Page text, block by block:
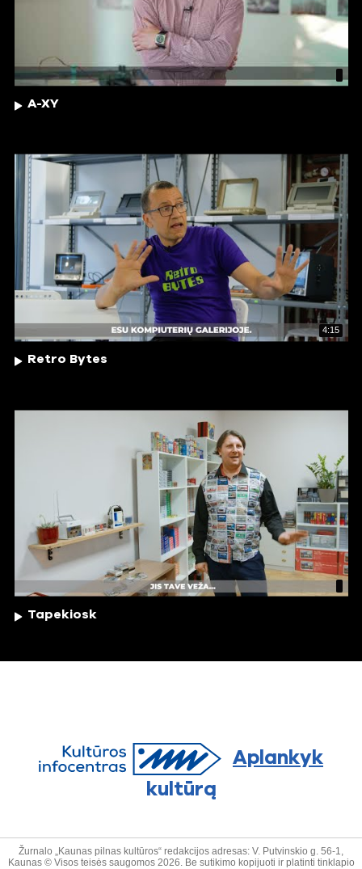
A-XY
4:15
Retro Bytes
Tapekiosk
Aplankyk
kultūrą
Žurnalo „Kaunas pilnas kultūros“ redakcijos adresas: V. Putvinskio g. 56-1,
Kaunas © Visos teisės saugomos 2026. Be sutikimo kopijuoti ir platinti tinklapio